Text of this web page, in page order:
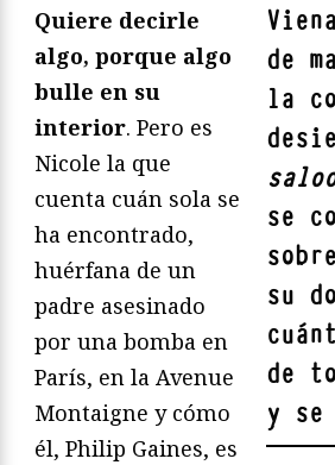
de
la
se
su
de
y se
Quiere decirle
algo, porque algo
bulle en su
interior. Pero es
Nicole la que
cuenta cuán sola se
ha encontrado,
huérfana de un
padre asesinado
por una bomba en
París, en la Avenue
Montaigne y cómo
él, Philip Gaines, es